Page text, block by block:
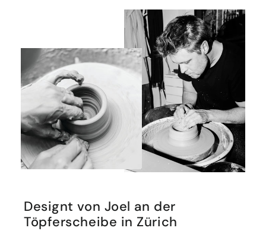
Designt von Joel an der
Töpferscheibe in Zürich